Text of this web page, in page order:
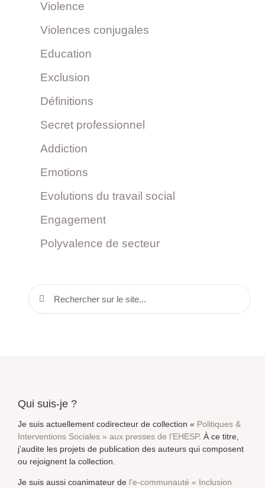
Violence
Violences conjugales
Education
Exclusion
Définitions
Secret professionnel
Addiction
Emotions
Evolutions du travail social
Engagement
Polyvalence de secteur
Qui suis-je ?
Je suis actuellement codirecteur de collection « Politiques &
Interventions Sociales » aux presses de l’EHESP. À ce titre,
j’audite les projets de publication des auteurs qui composent
ou rejoignent la collection.
Je suis aussi coanimateur de l’e-communauté « Inclusion